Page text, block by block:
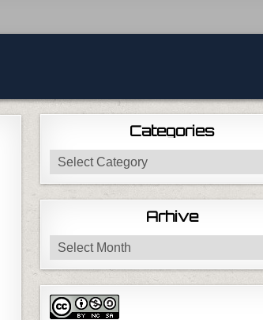
Categories
Categories
Arhive
Arhive